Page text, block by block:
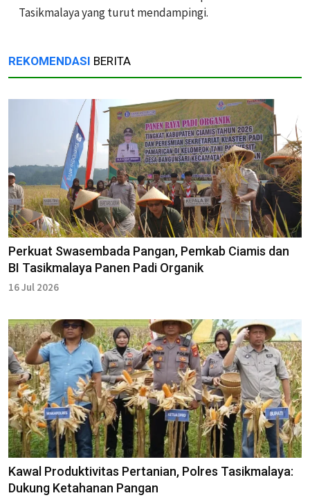
Tasikmalaya yang turut mendampingi.
REKOMENDASI BERITA
Perkuat Swasembada Pangan, Pemkab Ciamis dan
BI Tasikmalaya Panen Padi Organik
16 Jul 2026
Kawal Produktivitas Pertanian, Polres Tasikmalaya:
Dukung Ketahanan Pangan